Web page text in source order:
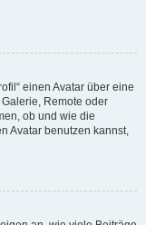
einen Avatar über eine
Remote oder
ob und wie die
Avatar benutzen kannst,